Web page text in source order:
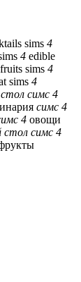
sims 4
4 edible
fruits sims 4
sims 4
стол симс 4
симс 4
4 овощи
стол симс 4